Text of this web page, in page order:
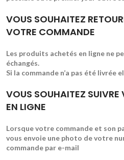
VOUS SOUHAITEZ
VOTRE COMMANDE
Les produits achetés en ligne ne
échangés.
Si la commande n’a pas été livrée
VOUS SOUHAITEZ
EN LIGNE
Lorsque votre commande et son
vous envoie une photo de votre
commande par e-mail